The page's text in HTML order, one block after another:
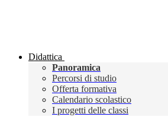
Didattica
Panoramica
Percorsi di studio
Offerta formativa
Calendario scolastico
I progetti delle classi